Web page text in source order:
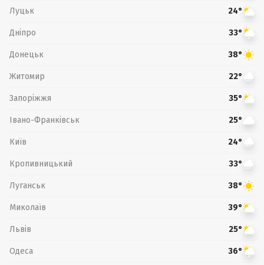
Луцьк 24°
Дніпро 33°
Донецьк 38°
Житомир 22°
Запоріжжя 35°
Івано-Франківськ 25°
Київ 24°
Кропивницький 33°
Луганськ 38°
Миколаїв 39°
Львів 25°
Одеса 36°